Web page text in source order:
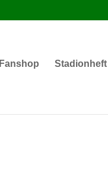
Fanshop Stadionheft